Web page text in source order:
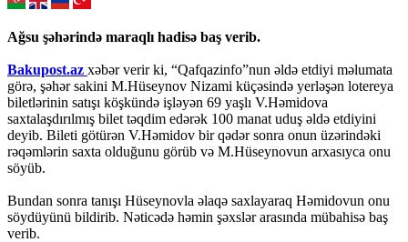
Ağsu şəhərində maraqlı hadisə baş verib.
Bakupost.az xəbər verir ki, “Qafqazinfo”nun əldə etdiyi məlumata
görə, şəhər sakini M.Hüseynov Nizami küçəsində yerləşən lotereya
biletlərinin satışı köşkündə işləyən 69 yaşlı V.Həmidova
saxtalaşdırılmış bilet təqdim edərək 100 manat uduş əldə etdiyini
deyib. Bileti götürən V.Həmidov bir qədər sonra onun üzərindəki
rəqəmlərin saxta olduğunu görüb və M.Hüseynovun arxasıyca onu
söyüb.
Bundan sonra tanışı Hüseynovla əlaqə saxlayaraq Həmidovun onu
söydüyünü bildirib. Nəticədə həmin şəxslər arasında mübahisə baş
verib.